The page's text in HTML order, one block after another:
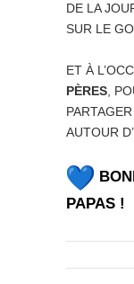
DE LA
SUR LE
ET À
PÈRES ,
AUTOUR
PAPAS !